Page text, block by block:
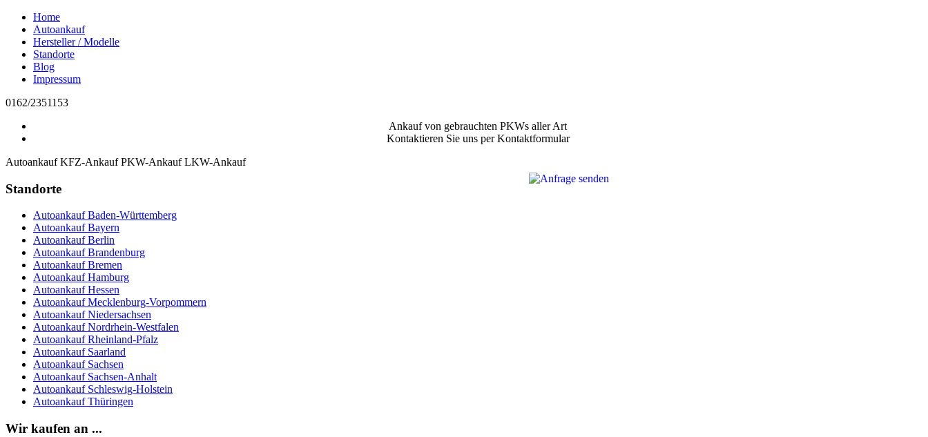
Home
Autoankauf
Hersteller / Modelle
Standorte
Blog
Impressum
0162/2351153
Ankauf von gebrauchten PKWs aller Art
Kontaktieren Sie uns per Kontaktformular
Autoankauf KFZ-Ankauf PKW-Ankauf LKW-Ankauf
Standorte
Autoankauf Baden-Württemberg
Autoankauf Bayern
Autoankauf Berlin
Autoankauf Brandenburg
Autoankauf Bremen
Autoankauf Hamburg
Autoankauf Hessen
Autoankauf Mecklenburg-Vorpommern
Autoankauf Niedersachsen
Autoankauf Nordrhein-Westfalen
Autoankauf Rheinland-Pfalz
Autoankauf Saarland
Autoankauf Sachsen
Autoankauf Sachsen-Anhalt
Autoankauf Schleswig-Holstein
Autoankauf Thüringen
Wir kaufen an ...